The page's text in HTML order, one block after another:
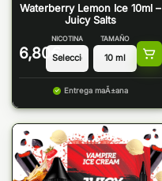
Waterberry Lemon Ice 10ml –
Juicy Salts
6,80 €
NICOTINA TAMAÑO
Entrega maÃ±ana